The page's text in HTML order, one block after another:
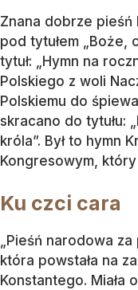
Znana dobrze
pod tytułem „Boże,
tytuł: „Hymn na
Polskiego z woli
Polskiemu do
skracano do tytułu:
króla”. Był to hymn
Kongresowym, który
Ku czci cara
„Pieśń narodowa
która powstała na
Konstantego. Miała